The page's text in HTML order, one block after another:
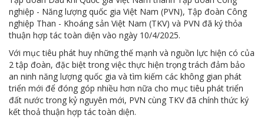
Báo cáo tổng kết hoạt động SXKD năm 2023
10 sự kiện tiêu biểu năm 2023
MTS -10 sự kiện nổi bật năm 2022
Bản tin số 358- Vinacomin news
COMINLUB - TỰ HÀO CHẶNG ĐƯỜNG 25 NĂM
nghiệp - Năng lượng quốc gia Việt Nam (PVN), Tập đoàn Công
nghiệp Than - Khoáng sản Việt Nam (TKV) và PVN đã ký thỏa
thuận hợp tác toàn diện vào ngày 10/4/2025.
Với mục tiêu phát huy những thế mạnh và nguồn lực hiện có của
2 tập đoàn, đặc biệt trong việc thực hiện trọng trách đảm bảo
an ninh năng lượng quốc gia và tìm kiếm các không gian phát
triển mới để đóng góp nhiều hơn nữa cho mục tiêu phát triển
đất nước trong kỷ nguyên mới, PVN cùng TKV đã chính thức ký
kết thoả thuận hợp tác toàn diện.